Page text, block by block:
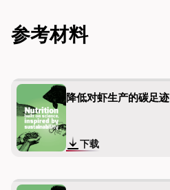
参考材料
降低对虾生产的碳足迹
下载